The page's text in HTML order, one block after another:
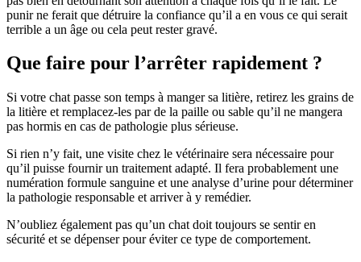
punir ne ferait que détruire la confiance qu’il a en vous ce qui serait
terrible a un âge ou cela peut rester gravé.
Que faire pour l’arrêter rapidement ?
Si votre chat passe son temps à manger sa litière, retirez les grains de
la litière et remplacez-les par de la paille ou sable qu’il ne mangera
pas hormis en cas de pathologie plus sérieuse.
Si rien n’y fait, une visite chez le vétérinaire sera nécessaire pour
qu’il puisse fournir un traitement adapté. Il fera probablement une
numération formule sanguine et une analyse d’urine pour déterminer
la pathologie responsable et arriver à y remédier.
N’oubliez également pas qu’un chat doit toujours se sentir en
sécurité et se dépenser pour éviter ce type de comportement.